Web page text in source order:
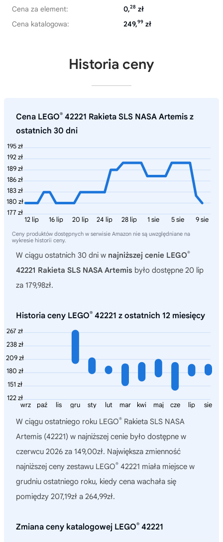
Cena za element:
0,28 zł
Cena katalogowa:
249,99 zł
Historia ceny
Cena LEGO® 42221 Rakieta SLS NASA Artemis z
ostatnich 30 dni
195 zł
192 zł
189 zł
186 zł
183 zł
180 zł
177 zł
9 sie
5 sie
1 sie
28 lip
24 lip
20 lip
16 lip
12 lip
Ceny produktów dostępnych w serwisie Amazon nie są uwzględniane na
wykresie historii ceny.
W ciągu ostatnich 30 dni w najniższej cenie LEGO®
42221 Rakieta SLS NASA Artemis było dostępne 20 lip
za 179,98zł.
Historia ceny LEGO® 42221 z ostatnich 12 miesięcy
267 zł
238 zł
209 zł
180 zł
151 zł
122 zł
sie
lip
cze
maj
kwi
mar
lut
sty
gru
lis
paź
wrz
W ciągu ostatniego roku LEGO® Rakieta SLS NASA
Artemis (42221) w najniższej cenie było dostępne w
czerwcu 2026 za 149,00zł. Największa zmienność
najniższej ceny zestawu LEGO® 42221 miała miejsce w
grudniu ostatniego roku, kiedy cena wachała się
pomiędzy 207,19zł a 264,99zł.
Zmiana ceny katalogowej LEGO® 42221